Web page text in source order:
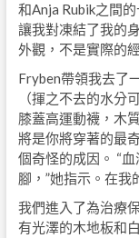
和Anja Rubik之間
讓我對凍結了我的
外觀，不是實際的
Fryben帶領我去了
（揮之不去的水分
膝蓋高運動襪，木
將是你將穿著的最
個奇怪的成因。 “
腳，”她指示。在我
我們進入了為治療
有光澤的木地板和